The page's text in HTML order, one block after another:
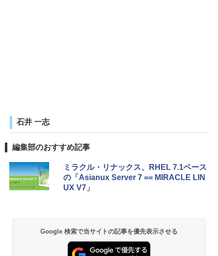
石井 一志
編集部のおすすめ記事
ミラクル・リナックス、RHEL 7.1ベース
の「Asianux Server 7 == MIRACLE LIN
UX V7」
Google 検索で当サイトの記事を優先表示させる